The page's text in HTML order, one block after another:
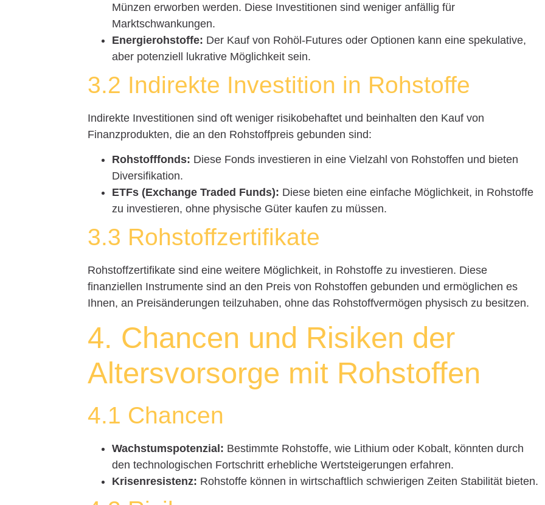
Münzen erworben werden. Diese Investitionen sind weniger anfällig für
Marktschwankungen.
Energierohstoffe: Der Kauf von Rohöl-Futures oder Optionen kann eine spekulative,
aber potenziell lukrative Möglichkeit sein.
3.2 Indirekte Investition in Rohstoffe
Indirekte Investitionen sind oft weniger risikobehaftet und beinhalten den Kauf von
Finanzprodukten, die an den Rohstoffpreis gebunden sind:
Rohstofffonds: Diese Fonds investieren in eine Vielzahl von Rohstoffen und bieten
Diversifikation.
ETFs (Exchange Traded Funds): Diese bieten eine einfache Möglichkeit, in Rohstoffe
zu investieren, ohne physische Güter kaufen zu müssen.
3.3 Rohstoffzertifikate
Rohstoffzertifikate sind eine weitere Möglichkeit, in Rohstoffe zu investieren. Diese
finanziellen Instrumente sind an den Preis von Rohstoffen gebunden und ermöglichen es
Ihnen, an Preisänderungen teilzuhaben, ohne das Rohstoffvermögen physisch zu besitzen.
4. Chancen und Risiken der
Altersvorsorge mit Rohstoffen
4.1 Chancen
Wachstumspotenzial: Bestimmte Rohstoffe, wie Lithium oder Kobalt, könnten durch
den technologischen Fortschritt erhebliche Wertsteigerungen erfahren.
Krisenresistenz: Rohstoffe können in wirtschaftlich schwierigen Zeiten Stabilität bieten.